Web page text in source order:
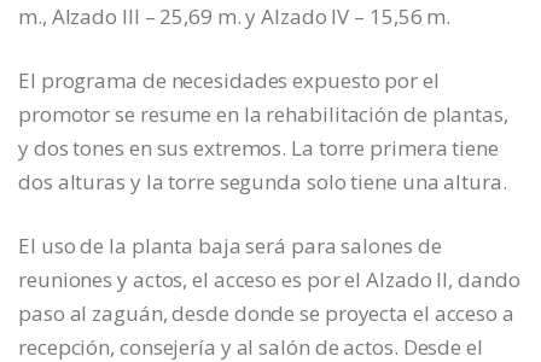
m., Alzado III – 25,69 m. y Alzado IV – 15,56 m.
El programa de necesidades expuesto por el
promotor se resume en la rehabilitación de plantas,
y dos tones en sus extremos. La torre primera tiene
dos alturas y la torre segunda solo tiene una altura.
El uso de la planta baja será para salones de
reuniones y actos, el acceso es por el Alzado II, dando
paso al zaguán, desde donde se proyecta el acceso a
recepción, consejería y al salón de actos. Desde el